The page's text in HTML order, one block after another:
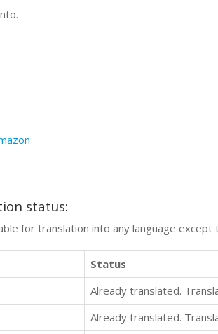
status:
for translation into any language
Status
Already translated.
Already translated.